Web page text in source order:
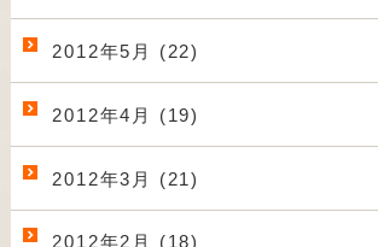
2012年5月 (22)
2012年4月 (19)
2012年3月 (21)
2012年2月 (18)